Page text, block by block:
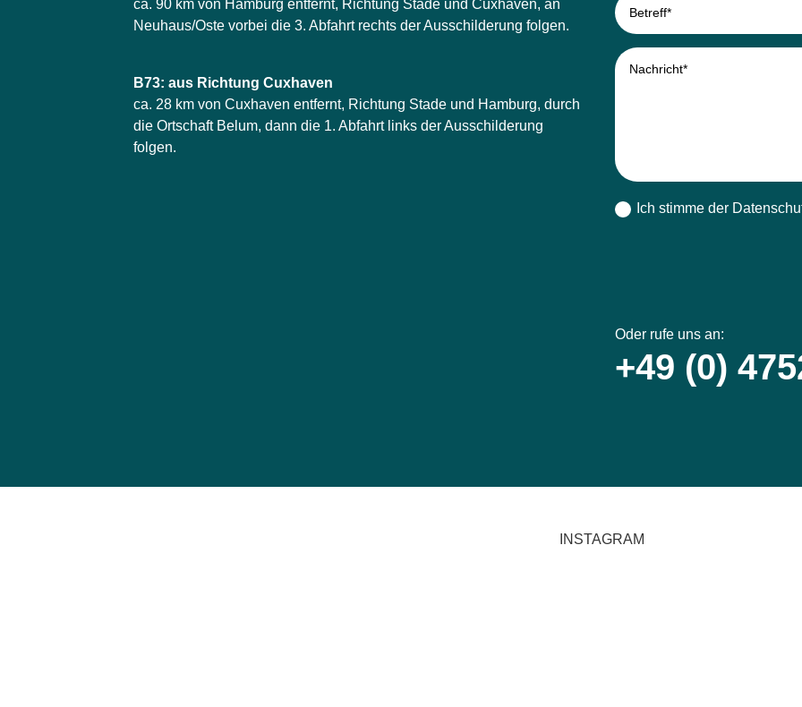
ca. 90 km von Hamburg entfernt, Richtung Stade und Cuxhaven, an
Neuhaus/Oste vorbei die 3. Abfahrt rechts der Ausschilderung folgen.
B73: aus Richtung Cuxhaven
ca. 28 km von Cuxhaven entfernt, Richtung Stade und Hamburg, durch
die Ortschaft Belum, dann die 1. Abfahrt links der Ausschilderung
folgen.
Ich stimme der
Oder rufe uns an:
+49 (0)
INSTAGRAM